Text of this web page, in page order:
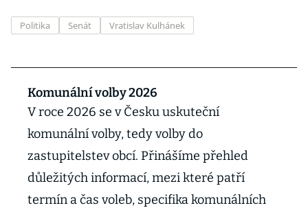
Politika Senát Vratislav Kulhánek
Komunální volby 2026
V roce 2026 se v Česku uskuteční
komunální volby, tedy volby do
zastupitelstev obcí. Přinášíme přehled
důležitých informací, mezi které patří
termín a čas voleb, specifika komunálních